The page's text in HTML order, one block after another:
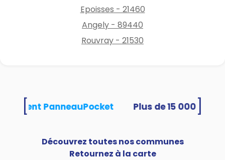
Epoisses - 21460
Angely - 89440
Rouvray - 21530
PanneauPocket
Découvrez toutes nos communes
Retournez à la carte